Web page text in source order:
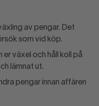
av pengar. Det
som vid köp.
er växel och håll koll på
lämnat ut.
pengar innan affären